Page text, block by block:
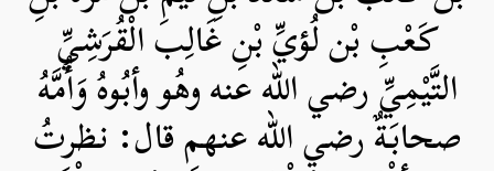
كَعْبِ بْن لُؤيِّ بْنِ غَالِب الْقُرَشِيِّ
التَّيْمِيِّ رضي الله عنه وهُو وأبُوهُ وَأُمَّهُ
صحابَةٌ رضي الله عنهم قال: نظرتُ